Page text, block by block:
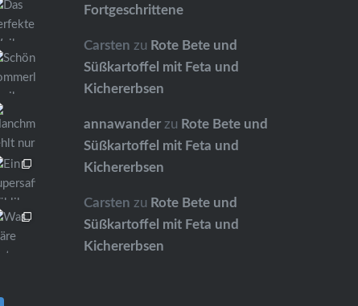
Fortgeschrittene
Carsten zu Rote Bete und
Süßkartoffel mit Feta und
Kichererbsen
annawander zu Rote Bete und
Süßkartoffel mit Feta und
Kichererbsen
Carsten zu Rote Bete und
Süßkartoffel mit Feta und
Kichererbsen